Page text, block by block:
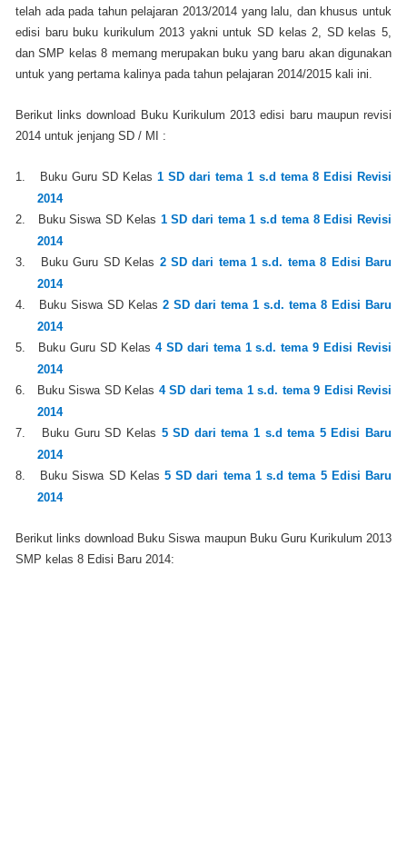
telah ada pada tahun pelajaran 2013/2014 yang lalu, dan khusus untuk
edisi baru buku kurikulum 2013 yakni untuk SD kelas 2, SD kelas 5,
dan SMP kelas 8 memang merupakan buku yang baru akan digunakan
untuk yang pertama kalinya pada tahun pelajaran 2014/2015 kali ini.
Berikut links download Buku Kurikulum 2013 edisi baru maupun revisi
2014 untuk jenjang SD / MI :
1. Buku Guru SD Kelas1 SD dari tema 1 s.d tema 8 Edisi Revisi
2014
2.
Buku Siswa SD Kelas 1 SD dari tema 1 s.d tema 8 Edisi Revisi
2014
3.
Buku Guru SD Kelas 2 SD dari tema 1 s.d. tema 8 Edisi Baru
2014
4.
Buku Siswa SD Kelas 2 SD dari tema 1 s.d. tema 8 Edisi Baru
2014
5.
Buku Guru SD Kelas4 SD dari tema 1 s.d. tema 9 Edisi Revisi
2014
6.
Buku Siswa SD Kelas 4 SD dari tema 1 s.d. tema 9 Edisi Revisi
2014
7.
Buku Guru SD Kelas 5 SD dari tema 1 s.d tema 5 Edisi Baru
2014
8.
Buku Siswa SD Kelas5 SD dari tema 1 s.d tema 5 Edisi Baru
2014
Berikut links download Buku Siswa maupun Buku Guru Kurikulum 2013
SMP kelas 8 Edisi Baru 2014: